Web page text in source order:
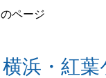
ページ
浜・紅葉